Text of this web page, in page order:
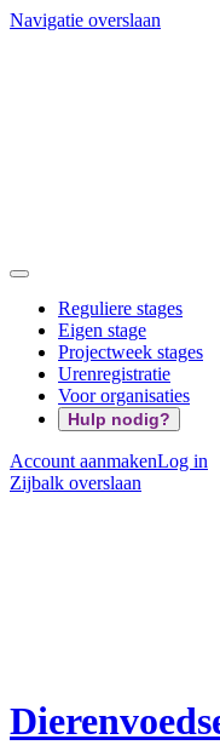
Navigatie overslaan
Reguliere stages
Eigen stage
Projectweek stages
Urenregistratie
Voor organisaties
Hulp nodig?
Account aanmakenLog in
Zijbalk overslaan